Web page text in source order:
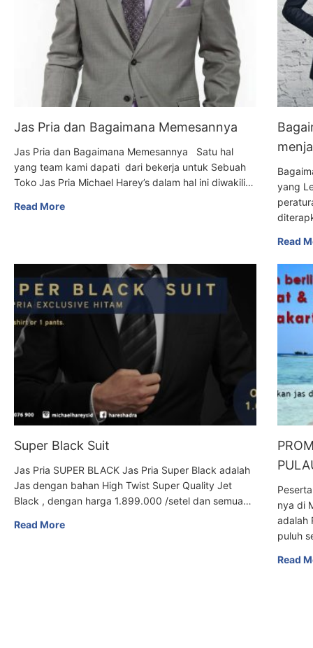
Jas Pria dan Bagaimana Memesannya
Jas Pria dan Bagaimana Memesannya Satu hal
yang team kami dapati dari bekerja untuk Sebuah
Toko Jas Pria Michael Harey’s dalam hal ini diwakili…
Read More
yang
Read
Super Black Suit
Jas Pria SUPER BLACK Jas Pria Super Black adalah
Jas dengan bahan High Twist Super Quality Jet
Black , dengan harga 1.899.000 /setel dan semua…
Read More
nya di
adalah
puluh
Read